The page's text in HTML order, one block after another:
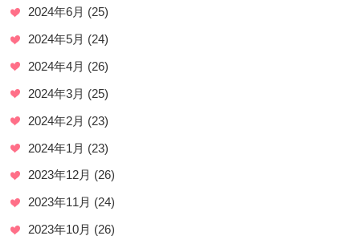
2024年6月 (25)
2024年5月 (24)
2024年4月 (26)
2024年3月 (25)
2024年2月 (23)
2024年1月 (23)
2023年12月 (26)
2023年11月 (24)
2023年10月 (26)